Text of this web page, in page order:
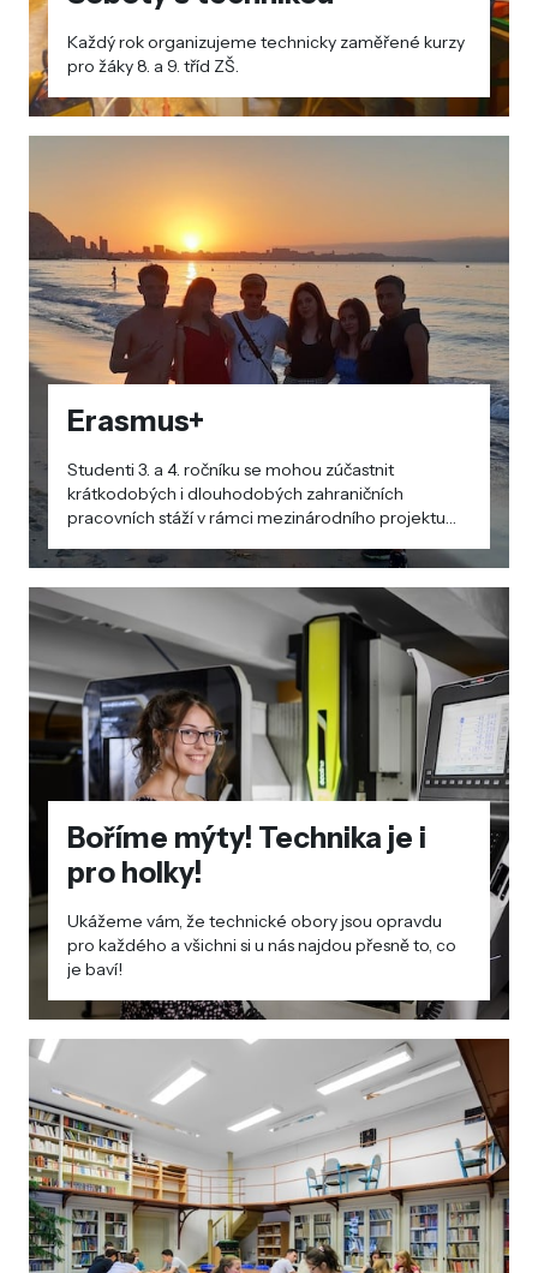
Každý rok organizujeme technicky zaměřené kurzy
pro žáky 8. a 9. tříd ZŠ.
Erasmus+
Studenti 3. a 4. ročníku se mohou zúčastnit
krátkodobých i dlouhodobých zahraničních
pracovních stáží v rámci mezinárodního projektu
školního roku 2018/2019.
Boříme mýty! Technika je i
pro holky!
Ukážeme vám, že technické obory jsou opravdu
pro každého a všichni si u nás najdou přesně to, co
je baví!